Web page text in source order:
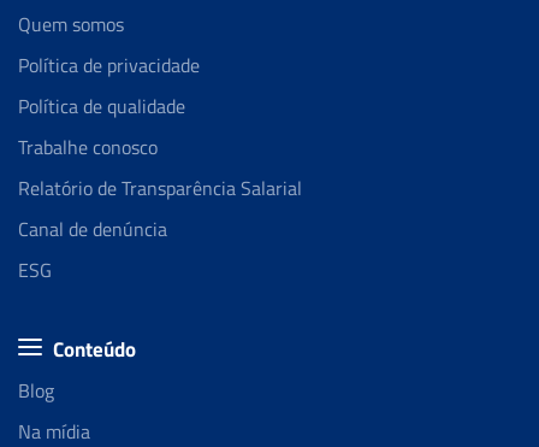
Quem somos
Política de privacidade
Política de qualidade
Trabalhe conosco
Relatório de Transparência Salarial
Canal de denúncia
ESG
Conteúdo
Blog
Na mídia